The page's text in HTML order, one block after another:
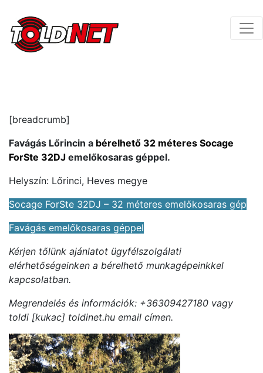
[breadcrumb]
Favágás Lőrincin a bérelhető 32 méteres Socage
ForSte 32DJ emelőkosaras géppel.
Helyszín: Lőrinci, Heves megye
Socage ForSte 32DJ – 32 méteres emelőkosaras gép
Favágás emelőkosaras géppel
Kérjen tőlünk ajánlatot ügyfélszolgálati
elérhetőségeinken a bérelhető munkagépeinkkel
kapcsolatban.
Megrendelés és információk: +36309427180 vagy
toldi [kukac] toldinet.hu email címen.